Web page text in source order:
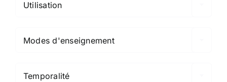
Utilisation
Modes d'enseignement
Temporalité